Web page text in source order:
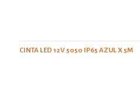
CINTA LED 12V 5050 IP65 AZUL X 5M